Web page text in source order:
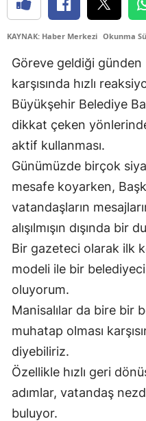
KAYNAK: Haber Merkezi Okunma
Göreve geldiği günden
karşısında hızlı
Büyükşehir Belediye
dikkat çeken
aktif kullanması.
Günümüzde birçok
mesafe koyarken,
vatandaşların
alışılmışın dışında bir
Bir gazeteci olarak ilk
modeli ile bir
oluyorum.
Manisalılar da bire bir
muhatap olması
diyebiliriz.
Özellikle hızlı geri
adımlar, vatandaş
buluyor.